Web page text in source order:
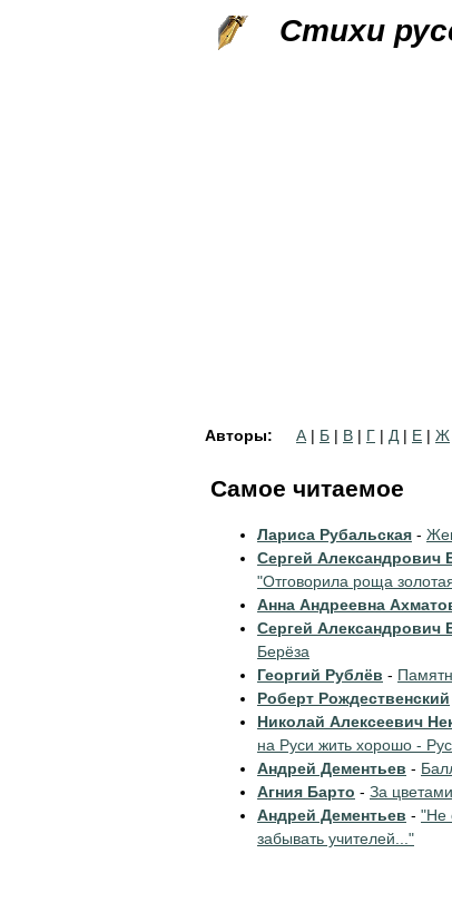
Стихи
Авторы: А | Б | В | Г | Д | Е | Ж
Самое читаемое
Лариса Рубальская -
Сергей Александрович
"Отговорила роща
Анна Андреевна
Сергей Александрович
Берёза
Георгий Рублёв -
Роберт Рождественский
Николай Алексеевич
на Руси жить хорошо -
Андрей Дементьев -
Агния Барто - За
Андрей Дементьев - "Не
забывать учителей..."